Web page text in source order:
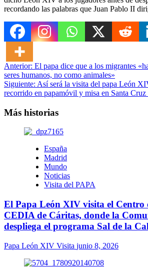
recordando las palabras que Juan Pablo II
Navegación
de
entradas
Anterior: El papa dice que a los migrantes
seres humanos, no como animales»
Siguiente: Así será la visita del papa León
recorrido en papamóvil y misa en Santa Cruz
Más historias
España
Madrid
Mundo
Noticias
Visita del PAPA
El Papa León XIV visita el Centro
CEDIA de Cáritas, donde la
despliega el programa Sal de la
Papa León XIV Visita junio 8, 2026